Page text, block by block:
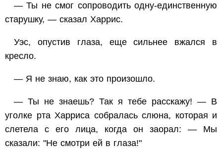
— Ты не смог сопроводить одну-единственную
старушку, — сказал Харрис.
Уэс, опустив глаза, еще сильнее вжался в
кресло.
— Я не знаю, как это произошло.
— Ты не знаешь? Так я тебе расскажу! — В
уголке рта Харриса собралась слюна, которая и
слетела с его лица, когда он заорал: — Мы
сказали: "Не смотри ей в глаза!"